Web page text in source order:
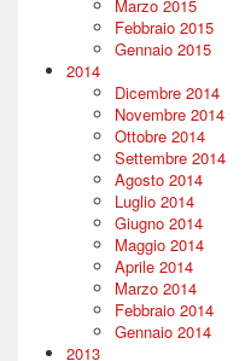
Marzo 2015
Febbraio 2015
Gennaio 2015
2014
Dicembre 2014
Novembre 2014
Ottobre 2014
Settembre 2014
Agosto 2014
Luglio 2014
Giugno 2014
Maggio 2014
Aprile 2014
Marzo 2014
Febbraio 2014
Gennaio 2014
2013